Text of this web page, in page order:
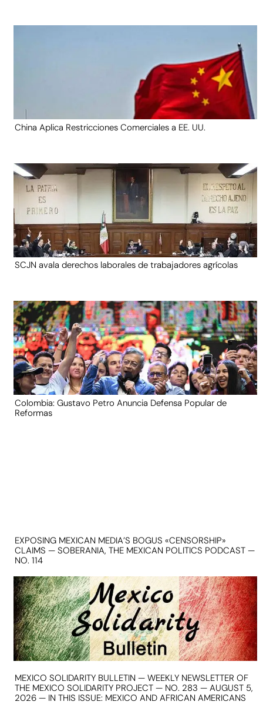
China Aplica Restricciones Comerciales a EE. UU.
SCJN avala derechos laborales de trabajadores agrícolas
Colombia: Gustavo Petro Anuncia Defensa Popular de
Reformas
EXPOSING MEXICAN MEDIA’S BOGUS «CENSORSHIP»
CLAIMS — SOBERANIA, THE MEXICAN POLITICS PODCAST —
NO. 114
MEXICO SOLIDARITY BULLETIN — WEEKLY NEWSLETTER OF
THE MEXICO SOLIDARITY PROJECT — NO. 283 — AUGUST 5,
2026 — IN THIS ISSUE: MEXICO AND AFRICAN AMERICANS